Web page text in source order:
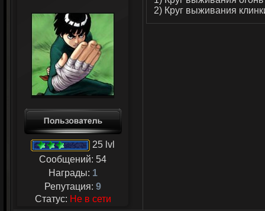
25 lvl
Сообщений: 54
Награды: 1
Репутация: 9
Статус: Не в сети
2) Круг выживания